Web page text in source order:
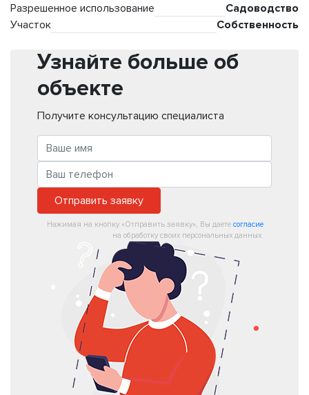
Разрешенное использование
Садоводство
Участок
Собственность
Узнайте больше об
объекте
Получите консультацию специалиста
Отправить заявку
Нажимая на кнопку «Отправить заявку», Вы даете согласие
на обработку своих персональных данных.